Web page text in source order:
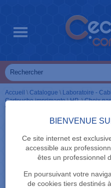
BIENVENUE
Ce site internet est
accessible aux
êtes un professionnel
En poursuivant votre
de cookies tiers destinés
Accueil \ Catalogue \ Laboratoire -
Cartouche imprimante\HP\Choix
\